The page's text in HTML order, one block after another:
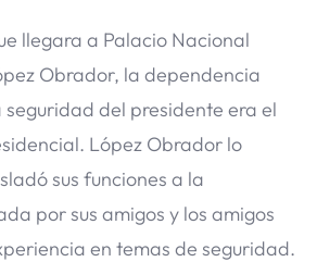
llegara a Palacio Nacional
Obrador, la dependencia
del presidente era el
López Obrador lo
sus funciones a la
por sus amigos y los amigos
en temas de seguridad.